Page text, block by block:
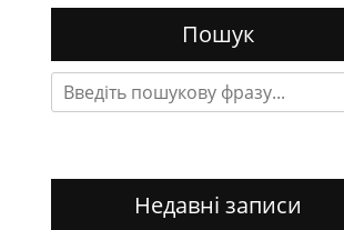
Пошук
Search
for:
Недавні записи